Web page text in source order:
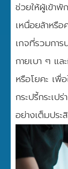
ช่วยให้ผู้เข้า
เหนื่อยล้าหรื
เกจที่รวมกา
กายเบา ๆ แ
หรือโยคะ เพื่
กระปรี้กระเป
อย่างเต็มปร